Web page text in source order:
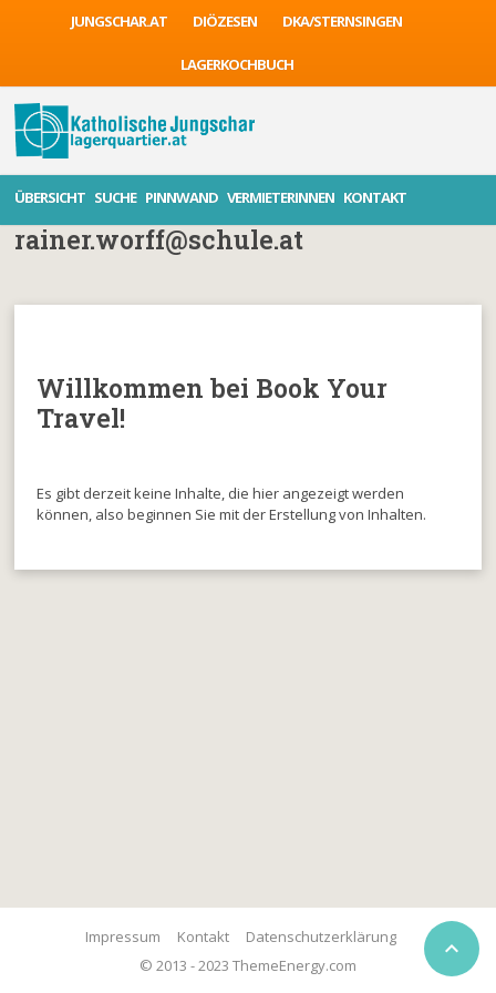
JUNGSCHAR.AT DIÖZESEN DKA/STERNSINGEN
LAGERKOCHBUCH
ÜBERSICHT SUCHE PINNWAND VERMIETERINNEN KONTAKT
rainer.worff@schule.at
Willkommen bei Book Your
Travel!
Es gibt derzeit keine Inhalte, die hier angezeigt werden
können, also beginnen Sie mit der Erstellung von Inhalten.

© 2013 - 2023 ThemeEnergy.com
Impressum Kontakt Datenschutzerklärung